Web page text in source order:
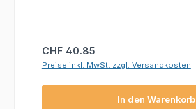
Regulärer Preis:
CHF 40.85
Preise inkl. MwSt. zzgl. Versandkosten
In den Warenkorb